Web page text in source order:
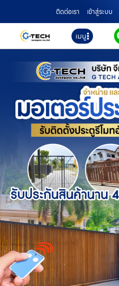
ติดต่อเรา เข้าสู่ระบบ
เมนู